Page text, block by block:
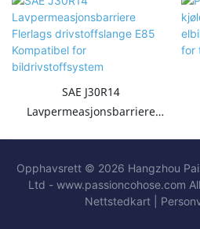
SAE J30R14
Lavpermeasjonsbarriere
bildrivstoffsystem
Opphavsrett © 2026 Hangzhou
Ltd - www.passioncohose.com
Nettstedkart